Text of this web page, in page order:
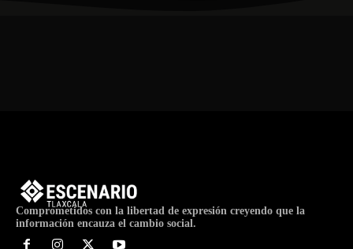
Comprometidos con la libertad de expresión creyendo que la
información encauza el cambio social.